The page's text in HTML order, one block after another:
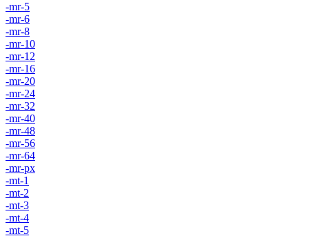
-mr-5
-mr-6
-mr-8
-mr-10
-mr-12
-mr-16
-mr-20
-mr-24
-mr-32
-mr-40
-mr-48
-mr-56
-mr-64
-mr-px
-mt-1
-mt-2
-mt-3
-mt-4
-mt-5